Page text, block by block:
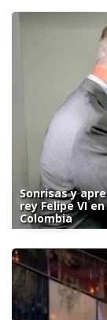
Sonrisas y
rey Felipe VI
Colombia